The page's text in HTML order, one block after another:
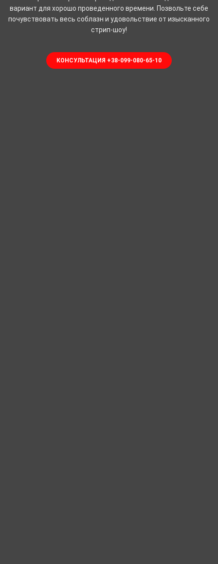
вариант для хорошо проведенного времени. Позвольте себе
почувствовать весь соблазн и удовольствие от изысканного
стрип-шоу!
КОНСУЛЬТАЦИЯ +38-099-080-65-10